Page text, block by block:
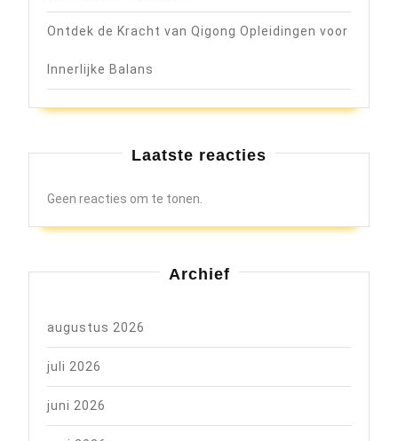
Ontdek de Kracht van Qigong Opleidingen voor
Innerlijke Balans
Laatste reacties
Geen reacties om te tonen.
Archief
augustus 2026
juli 2026
juni 2026